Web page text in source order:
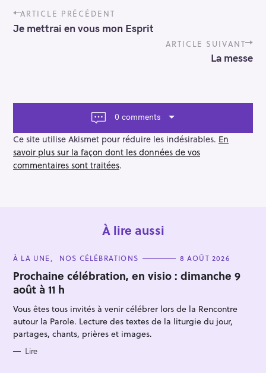
P
o
s
g
t
i
o
n
ARTICLE PRÉCÉDENT
Je mettrai en vous mon Esprit
ARTICLE SUIVANT
La messe
0 comments
Ce site utilise Akismet pour réduire les indésirables. En
savoir plus sur la façon dont les données de vos
commentaires sont traitées.
À lire aussi
C
T
E
G
O
R
I
E
S
À LA UNE NOS CÉLÉBRATIONS 8 AOÛT 2026
Prochaine célébration, en visio : dimanche 9
août à 11 h
Vous êtes tous invités à venir célébrer lors de la Rencontre
autour la Parole. Lecture des textes de la liturgie du jour,
partages, chants, prières et images.
Lire